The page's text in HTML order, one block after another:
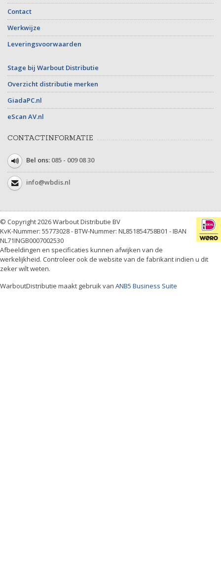
Contact
Werkwijze
Leveringsvoorwaarden
Stage bij Warbout Distributie
Overzicht distributie merken
GiadaPC.nl
eScan AV.nl
CONTACTINFORMATIE
Bel ons: 085 - 009 08 30
info@wbdis.nl
© Copyright 2026 Warbout Distributie BV
KvK-Nummer: 55773028 - BTW-Nummer: NL851854758B01 - IBAN
NL71INGB0007002530
Afbeeldingen en specificaties kunnen afwijken van de
werkelijkheid. Controleer ook de website van de fabrikant indien u dit
zeker wilt weten.
WarboutDistributie maakt gebruik van ANB5 Business Suite